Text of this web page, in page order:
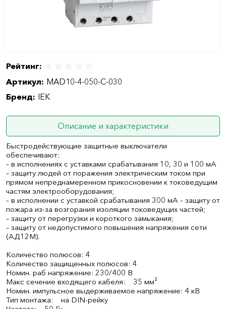
Рейтинг:
Артикул: MAD10-4-050-C-030
Бренд: IEK
Описание и характеристики
Быстродействующие защитные выключатели
обеспечивают:
– в исполнениях с уставками срабатывания 10, 30 и 100 мА
– защиту людей от поражения электрическим током при
прямом непреднамеренном прикосновении к токоведущим
частям электрооборудования;
– в исполнении с уставкой срабатывания 300 мА – защиту от
пожара из-за возгорания изоляции токоведущих частей;
– защиту от перегрузки и короткого замыкания;
– защиту от недопустимого повышения напряжения сети
(АД12М).
Количество полюсов: 4
Количество защищенных полюсов: 4
Номин. раб напряжение: 230/400 В
Макс сечение входящего кабеля: 35 мм²
Номин. импульсное выдерживаемое напряжение: 4 кВ
Тип монтажа: на DIN-рейку